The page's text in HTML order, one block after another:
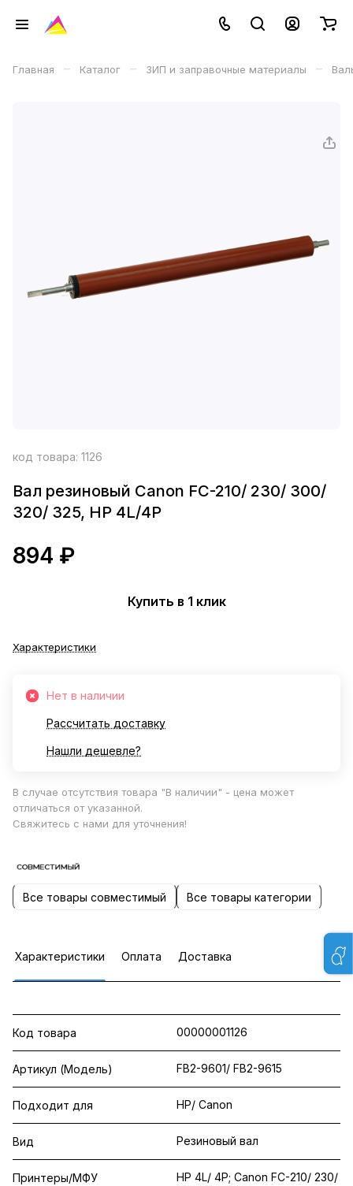
Главная – Каталог – ЗИП и заправочные материалы –
код товара: 1126
Вал резиновый Canon FC-210/ 230/ 300/
320/ 325, HP 4L/4P
894 ₽
Купить в 1 клик
Характеристики
Нет в наличии
Рассчитать доставку
Нашли дешевле?
В случае отсутствия товара "В наличии" - цена может
отличаться от указанной.
Свяжитесь с нами для уточнения!
Все товары совместимый Все товары категории
Характеристики Оплата Доставка
Код товара 00000001126
Артикул (Модель) FB2-9601/ FB2-9615
Подходит для HP/ Canon
Вид Резиновый вал
Принтеры/МФУ
HP 4L/ 4P; Canon FC-210/ 230/